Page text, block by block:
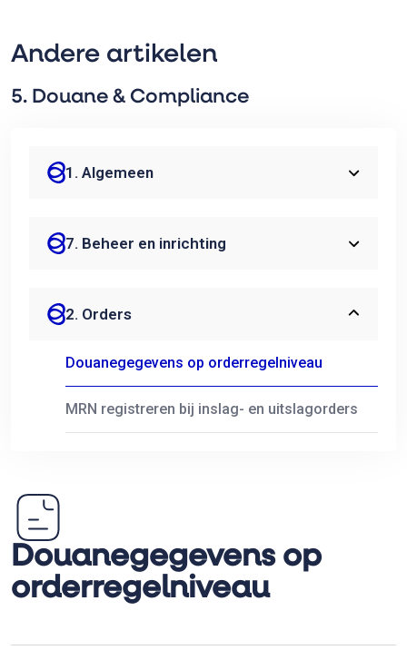
Andere artikelen
5. Douane & Compliance
1. Algemeen
7. Beheer en inrichting
2. Orders
Douanegegevens op orderregelniveau
MRN registreren bij inslag- en uitslagorders
Douanegegevens op
orderregelniveau